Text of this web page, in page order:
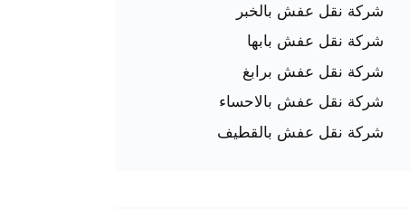
شركة نقل عفش بالخبر
شركة نقل عفش بابها
شركة نقل عفش برابغ
شركة نقل عفش بالاحساء
شركة نقل عفش بالقطيف